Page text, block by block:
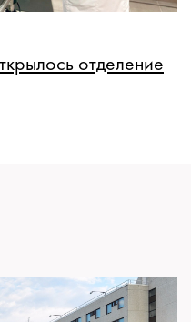
отделение